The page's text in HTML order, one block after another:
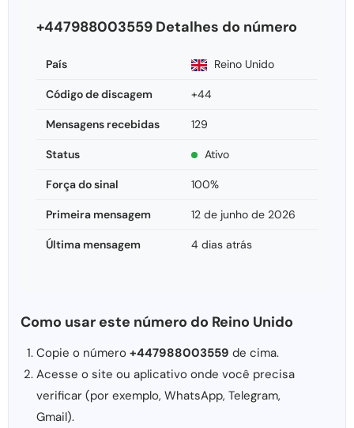
+447988003559 Detalhes do número
País Reino Unido
Código de discagem +44
Mensagens recebidas 129
Status Ativo
Força do sinal 100%
Primeira mensagem 12 de junho de 2026
Última mensagem 4 dias atrás
Como usar este número do Reino Unido
Copie o número +447988003559 de cima.
Acesse o site ou aplicativo onde você precisa
verificar (por exemplo, WhatsApp, Telegram,
Gmail).